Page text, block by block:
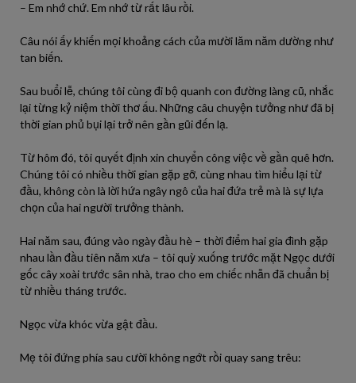
– Em nhớ chứ. Em nhớ từ rất lâu rồi.
Câu nói ấy khiến mọi khoảng cách của mười lăm năm dường như
tan biến.
Sau buổi lễ, chúng tôi cùng đi bộ quanh con đường làng cũ, nhắc
lại từng kỷ niệm thời thơ ấu. Những câu chuyện tưởng như đã bị
thời gian phủ bụi lại trở nên gần gũi đến lạ.
Từ hôm đó, tôi quyết định xin chuyển công việc về gần quê hơn.
Chúng tôi có nhiều thời gian gặp gỡ, cùng nhau tìm hiểu lại từ
đầu, không còn là lời hứa ngây ngô của hai đứa trẻ mà là sự lựa
chọn của hai người trưởng thành.
Hai năm sau, đúng vào ngày đầu hè – thời điểm hai gia đình gặp
nhau lần đầu tiên năm xưa – tôi quỳ xuống trước mặt Ngọc dưới
gốc cây xoài trước sân nhà, trao cho em chiếc nhẫn đã chuẩn bị
từ nhiều tháng trước.
Ngọc vừa khóc vừa gật đầu.
Mẹ tôi đứng phía sau cười không ngớt rồi quay sang trêu: